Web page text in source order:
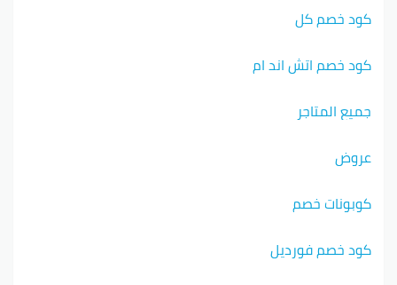
كود خصم كل
كود خصم اتش اند ام
جميع المتاجر
عروض
كوبونات خصم
كود خصم فورديل